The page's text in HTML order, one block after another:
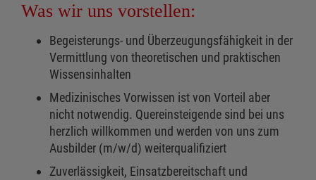
Was wir uns vorstellen:
Begeisterungs- und Überzeugungsfähigkeit in der
Vermittlung von theoretischen und praktischen
Wissensinhalten
Medizinisches Vorwissen ist von Vorteil aber
nicht notwendig. Quereinsteigende sind bei uns
herzlich willkommen und werden von uns zum
Ausbilder (m/w/d) weiterqualifiziert
Zuverlässigkeit, Einsatzbereitschaft und